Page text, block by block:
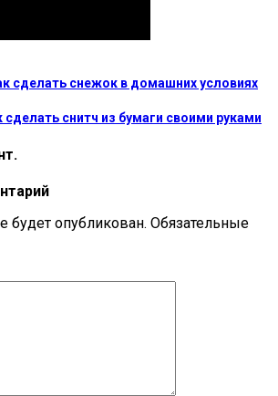
сделать снежок в домашних условиях
сделать снитч из бумаги своими руками
будет опубликован. Обязательные